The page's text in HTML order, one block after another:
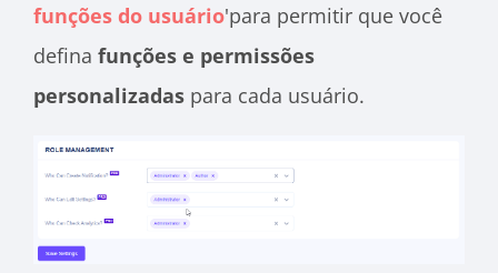
funções do usuário'para permitir que você
defina funções e permissões
personalizadas para cada usuário.